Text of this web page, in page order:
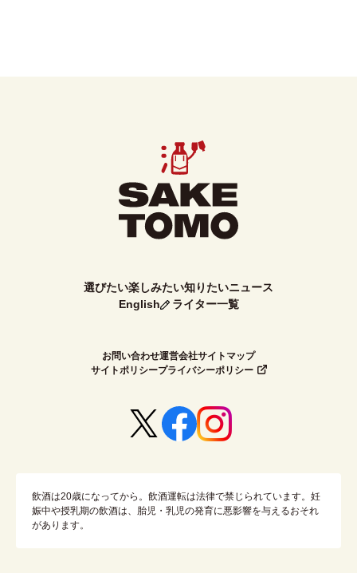
選びたい楽しみたい知りたいニュース
English
ライター一覧
お問い合わせ運営会社サイトマップ
サイトポリシープライバシーポリシー
飲酒は20歳になってから。飲酒運転は法律で禁じられています。 妊
娠中や授乳期の飲酒は、胎児・乳児の発育に悪影響を与えるおそれ
があります。